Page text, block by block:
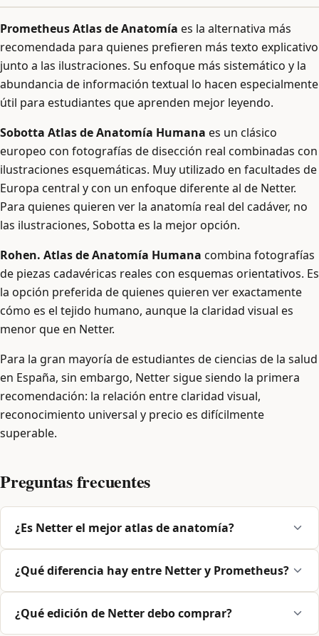
Prometheus Atlas de Anatomía es la alternativa más
recomendada para quienes prefieren más texto explicativo
junto a las ilustraciones. Su enfoque más sistemático y la
abundancia de información textual lo hacen especialmente
útil para estudiantes que aprenden mejor leyendo.
Sobotta Atlas de Anatomía Humana es un clásico
europeo con fotografías de disección real combinadas con
ilustraciones esquemáticas. Muy utilizado en facultades de
Europa central y con un enfoque diferente al de Netter.
Para quienes quieren ver la anatomía real del cadáver, no
las ilustraciones, Sobotta es la mejor opción.
Rohen. Atlas de Anatomía Humana combina fotografías
de piezas cadavéricas reales con esquemas orientativos. Es
la opción preferida de quienes quieren ver exactamente
cómo es el tejido humano, aunque la claridad visual es
menor que en Netter.
Para la gran mayoría de estudiantes de ciencias de la salud
en España, sin embargo, Netter sigue siendo la primera
recomendación: la relación entre claridad visual,
reconocimiento universal y precio es difícilmente
superable.
Preguntas frecuentes
¿Es Netter el mejor atlas de anatomía?
¿Qué diferencia hay entre Netter y Prometheus?
¿Qué edición de Netter debo comprar?